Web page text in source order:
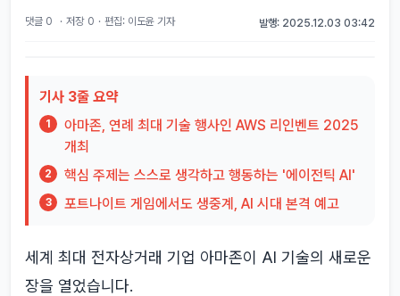
댓글 0 · 저장 0 · 편집: 이도윤 기자 발행: 2025.12.03 03:42
기사 3줄 요약
1
아마존, 연례 최대 기술 행사인 AWS 리인벤트 2025
개최
2 핵심 주제는 스스로 생각하고 행동하는 '에이전틱 AI'
3 포트나이트 게임에서도 생중계, AI 시대 본격 예고
세계 최대 전자상거래 기업 아마존이 AI 기술의 새로운
장을 열었습니다.